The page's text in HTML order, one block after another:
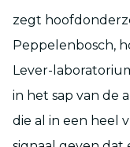
zegt
Peppelenbosch,
Lever-
in het sap van de
die al in een heel